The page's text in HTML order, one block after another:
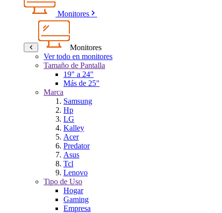
Monitores
Monitores
Ver todo en monitores
Tamaño de Pantalla
19" a 24"
Más de 25"
Marca
Samsung
Hp
LG
Kalley
Acer
Predator
Asus
Tcl
Lenovo
Tipo de Uso
Hogar
Gaming
Empresa